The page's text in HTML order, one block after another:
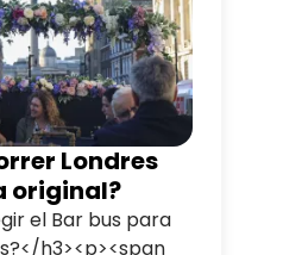
Londres
original?
el Bar bus para
h3><p><span